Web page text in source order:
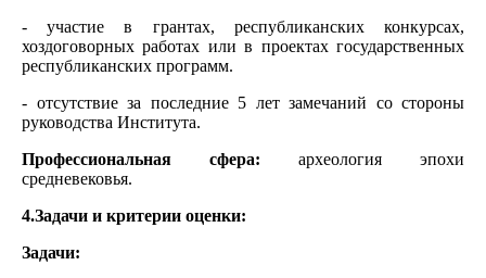
- участие в грантах, республиканских конкурсах,
хоздоговорных работах или в проектах государственных
республиканских программ.
- отсутствие за последние 5 лет замечаний со стороны
руководства Института.
Профессиональная сфера: археология эпохи
средневековья.
4.Задачи и критерии оценки:
Задачи: